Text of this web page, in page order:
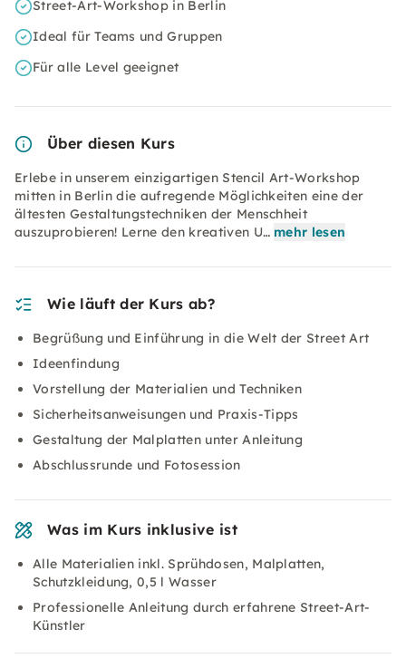
Street-Art-Workshop in Berlin
Ideal für Teams und Gruppen
Für alle Level geeignet
Über diesen Kurs
Erlebe in unserem einzigartigen Stencil Art-Workshop
mitten in Berlin die aufregende Möglichkeiten eine der
ältesten Gestaltungstechniken der Menschheit
auszuprobieren! Lerne den kreativen U… mehr lesen
Wie läuft der Kurs ab?
Begrüßung und Einführung in die Welt der Street Art
Ideenfindung
Vorstellung der Materialien und Techniken
Sicherheitsanweisungen und Praxis-Tipps
Gestaltung der Malplatten unter Anleitung
Abschlussrunde und Fotosession
Was im Kurs inklusive ist
Alle Materialien inkl. Sprühdosen, Malplatten,
Schutzkleidung, 0,5 l Wasser
Professionelle Anleitung durch erfahrene Street-Art-
Künstler